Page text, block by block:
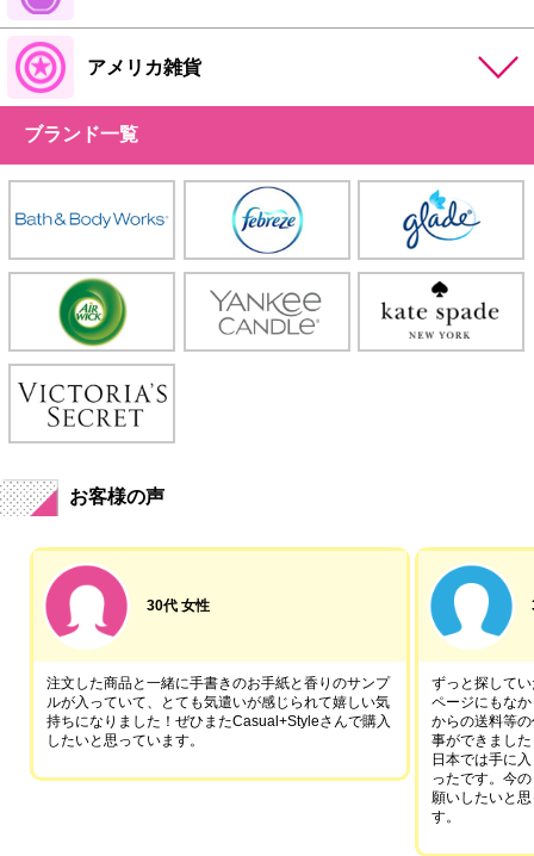
アメリカ雑貨
ブランド一覧
お客様の声
30代 女性
注文した商品と一緒に手書きのお手紙と香りのサンプ
ルが入っていて、とても気遣いが感じられて嬉しい気
持ちになりました！ぜひまたCasual+Styleさんで購入
したいと思っています。
ずっと探して
ページにもな
からの送料等
事ができました
日本では手に
ったです。今
願いしたいと
す。